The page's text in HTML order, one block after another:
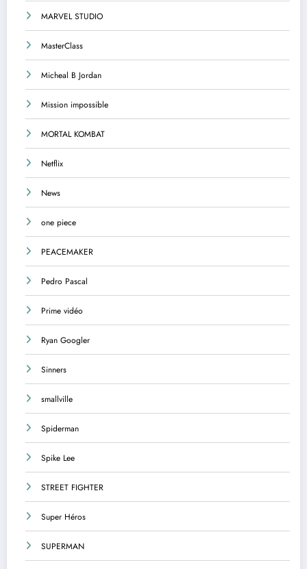
MARVEL STUDIO
MasterClass
Micheal B Jordan
Mission impossible
MORTAL KOMBAT
Netflix
News
one piece
PEACEMAKER
Pedro Pascal
Prime vidéo
Ryan Googler
Sinners
smallville
Spiderman
Spike Lee
STREET FIGHTER
Super Héros
SUPERMAN